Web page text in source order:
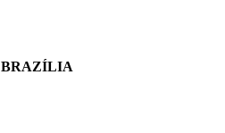
BRAZÍLIA